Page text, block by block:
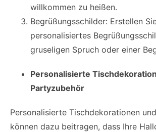
willkommen zu heißen.
Begrüßungsschilder: Erstellen
personalisiertes
gruseligen Spruch oder einer
Personalisierte
Partyzubehör
Personalisierte Tischdekorationen
können dazu beitragen, dass Ihre